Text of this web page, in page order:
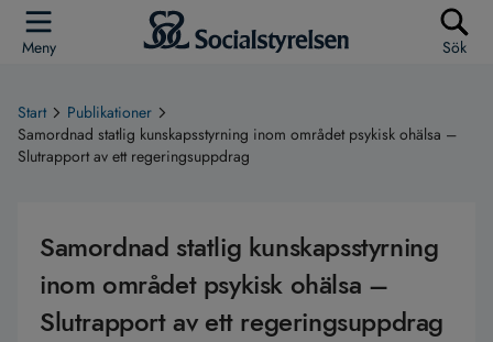
Meny Sök
Start
Publikationer
Samordnad statlig kunskapsstyrning inom området psykisk ohälsa –
Slutrapport av ett regeringsuppdrag
Samordnad statlig kunskapsstyrning
inom området psykisk ohälsa –
Slutrapport av ett regeringsuppdrag